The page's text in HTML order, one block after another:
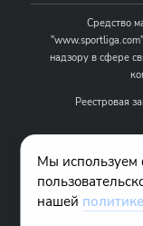
Средство
надзору в сфере
Реестровая
Учредитель СМИ
Главный
Мы используем
нашей